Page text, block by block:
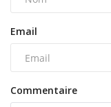
Email
Commentaire